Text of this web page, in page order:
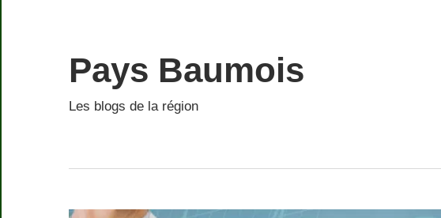
content
Pays Baumois
Les blogs de la région